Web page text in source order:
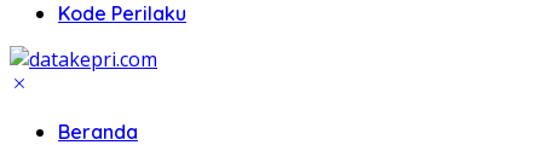
Kode Perilaku
Beranda